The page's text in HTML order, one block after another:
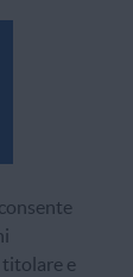
titolare e